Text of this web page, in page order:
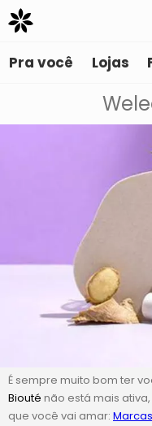
Pra você Lojas
É sempre muito bom ter
Biouté não está mais
que você vai amar: Marcas